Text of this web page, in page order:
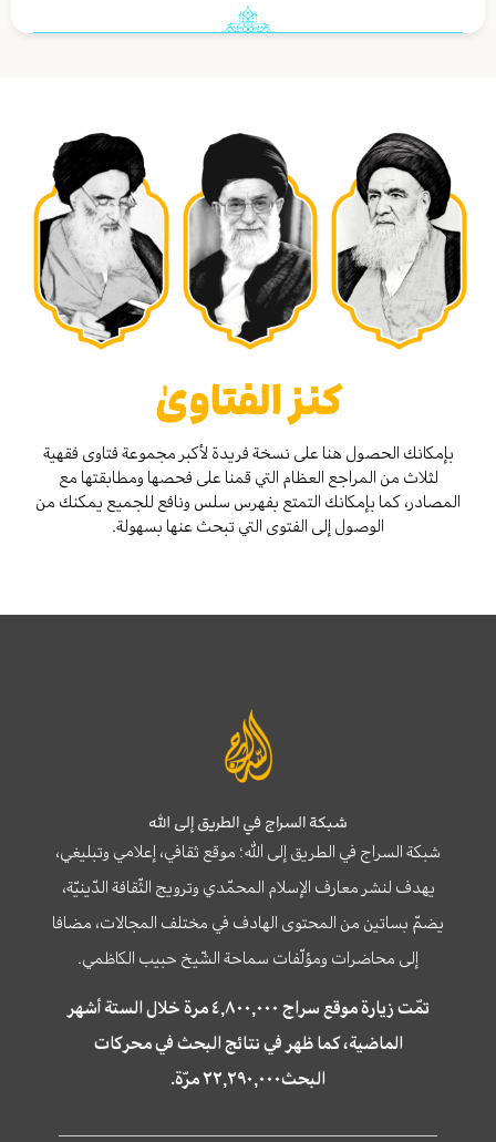
كنز الفتاوىٰ
بإمكانك الحصول هنا على نسخة فريدة لأكبر مجموعة فتاوى فقهية
لثلاث من المراجع العظام التي قمنا على فحصها ومطابقتها مع
المصادر، كما بإمكانك التمتع بفهرس سلس ونافع للجميع يمكنك من
الوصول إلى الفتوى التي تبحث عنها بسهولة.
شبكة السراج في الطريق إلى الله
شبكة السراج في الطريق إلى الله؛ موقع ثقافي، إعلامي وتبليغي،
يهدف لنشر معارف الإسلام المحمّدي وترويج الثّقافة الدّينيّة،
يضمّ بساتين من المحتوى الهادف في مختلف المجالات، مضافا
إلى محاضرات ومؤلّفات سماحة الشّيخ حبيب الكاظمي.
تمّت زيارة موقع سراج ٤,٨٠٠,٠٠٠ مرة خلال الستة أشهر
الماضية، كما ظهر في نتائج البحث في محركات
البحث٢٢,٢٩٠,٠٠٠ مرّة.